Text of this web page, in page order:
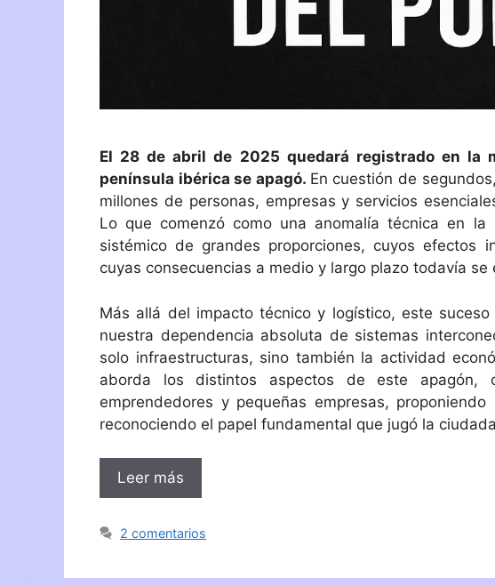
El 28 de abril de 2025 quedará registrado en la
península ibérica se apagó. En cuestión de
millones de personas, empresas y servicios
Lo que comenzó como una anomalía técnica en
sistémico de grandes proporciones, cuyos efectos
cuyas consecuencias a medio y largo plazo todavía se
Más allá del impacto técnico y logístico, este
nuestra dependencia absoluta de sistemas
solo infraestructuras, sino también la actividad
aborda los distintos aspectos de este apagón,
emprendedores y pequeñas empresas,
reconociendo el papel fundamental que jugó la
Leer más
2 comentarios